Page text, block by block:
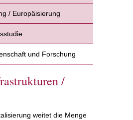
/ Europäisierung
und Forschung
/
weitet die Menge